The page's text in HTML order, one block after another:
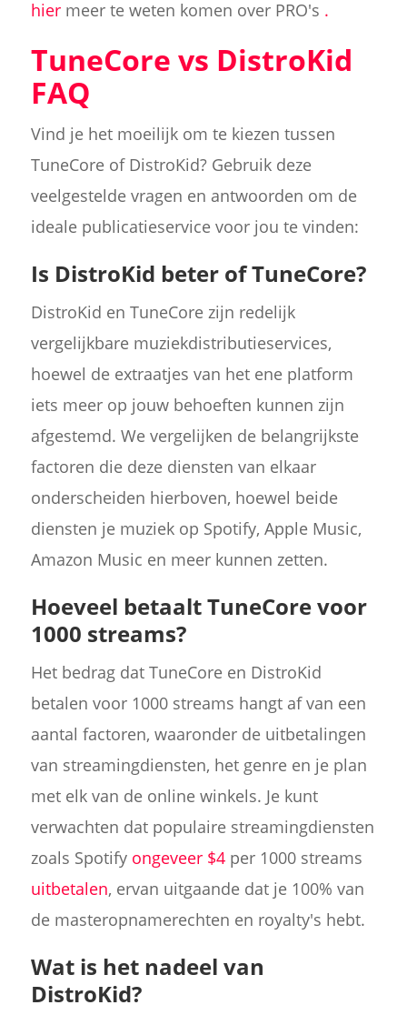
hiermeer te weten komen over PRO's .
TuneCore vs DistroKid
FAQ
Vind je het moeilijk om te kiezen tussen
TuneCore of DistroKid? Gebruik deze
veelgestelde vragen en antwoorden om de
ideale publicatieservice voor jou te vinden:
Is DistroKid beter of TuneCore?
DistroKid en TuneCore zijn redelijk
vergelijkbare muziekdistributieservices,
hoewel de extraatjes van het ene platform
iets meer op jouw behoeften kunnen zijn
afgestemd. We vergelijken de belangrijkste
factoren die deze diensten van elkaar
onderscheiden hierboven, hoewel beide
diensten je muziek op Spotify, Apple Music,
Amazon Music en meer kunnen zetten.
Hoeveel betaalt TuneCore voor
1000 streams?
Het bedrag dat TuneCore en DistroKid
betalen voor 1000 streams hangt af van een
aantal factoren, waaronder de uitbetalingen
van streamingdiensten, het genre en je plan
met elk van de online winkels. Je kunt
verwachten dat populaire streamingdiensten
zoals Spotify ongeveer $4per 1000 streams
uitbetalen, ervan uitgaande dat je 100% van
de masteropnamerechten en royalty's hebt.
Wat is het nadeel van
DistroKid?